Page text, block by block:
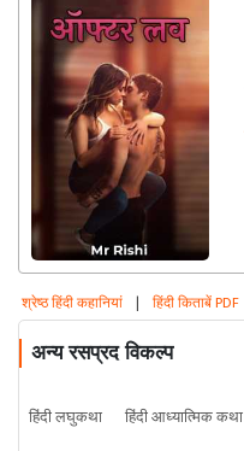
श्रेष्ठ हिंदी कहानियां | हिंदी किताबें PDF
अन्य रसप्रद विकल्प
हिंदी लघुकथा हिंदी आध्यात्मिक कथा